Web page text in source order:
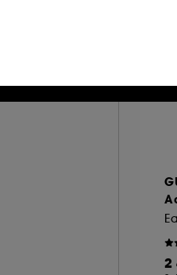
2
reklamní soubory cookie :
třetích stran a
pro měření
netechnických souborů
nastavení" nebo zvolit